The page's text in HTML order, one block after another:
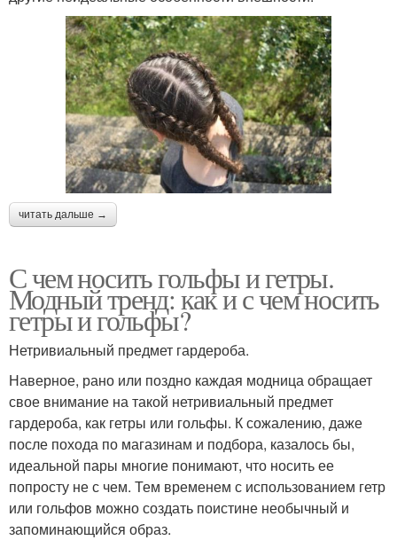
читать дальше →
С чем носить гольфы и гетры.
Модный тренд: как и с чем носить
гетры и гольфы?
Нетривиальный предмет гардероба.
Наверное, рано или поздно каждая модница обращает
свое внимание на такой нетривиальный предмет
гардероба, как гетры или гольфы. К сожалению, даже
после похода по магазинам и подбора, казалось бы,
идеальной пары многие понимают, что носить ее
попросту не с чем. Тем временем с использованием гетр
или гольфов можно создать поистине необычный и
запоминающийся образ.